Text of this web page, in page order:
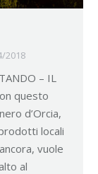
2018
– IL
questo
d’Orcia,
locali
vuole
al